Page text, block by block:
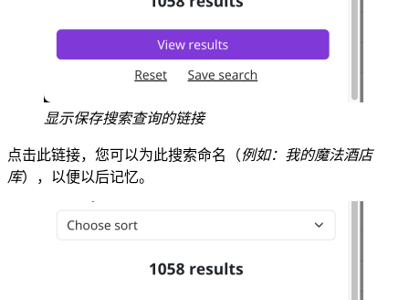
显示保存搜索查询的链接
点击此链接，您可以为此搜索命名（例如：我的魔法酒店
库），以便以后记忆。